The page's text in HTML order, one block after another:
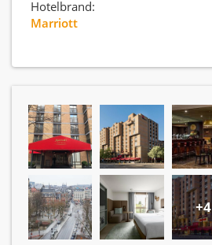
Hotelbrand:
Marriott
+4